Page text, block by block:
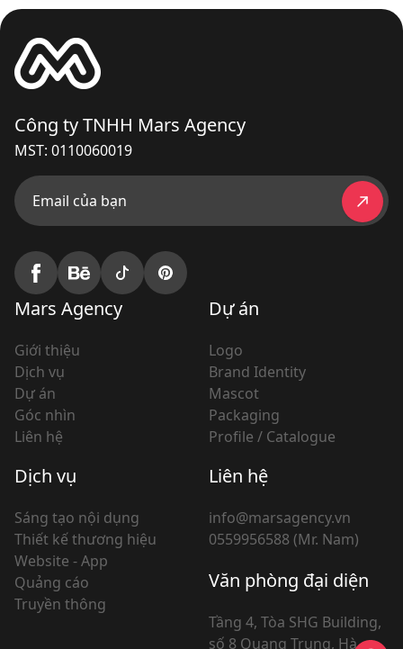
Công ty TNHH Mars Agency
MST: 0110060019
Email của bạn
Mars Agency
Giới thiệu
Dịch vụ
Dự án
Góc nhìn
Liên hệ
Dự án
Logo
Brand Identity
Mascot
Packaging
Profile / Catalogue
Dịch vụ
Sáng tạo nội dụng
Thiết kế thương hiệu
Website - App
Quảng cáo
Truyền thông
Liên hệ
info@marsagency.vn
0559956588 (Mr. Nam)
Văn phòng đại diện
Tầng 4, Tòa SHG Building,
số 8 Quang Trung, Hà